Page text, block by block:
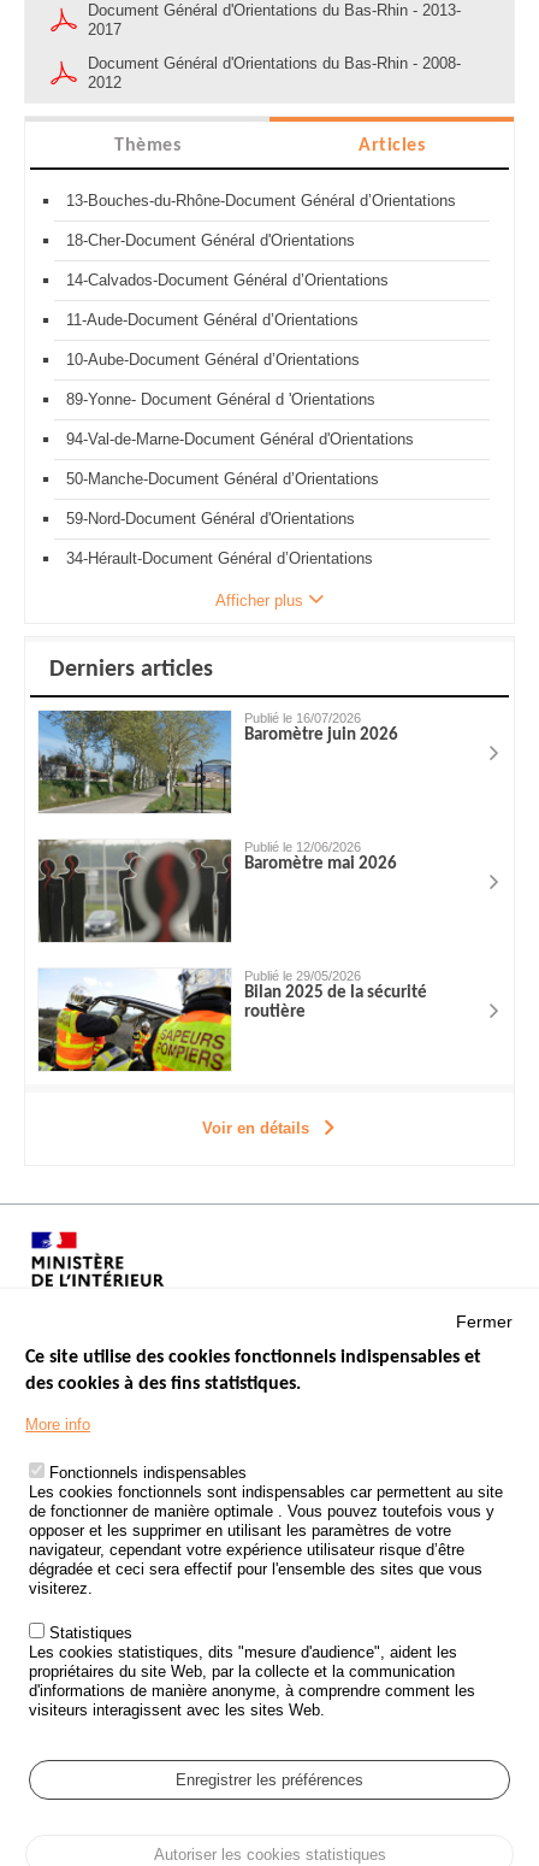
Document Général d'Orientations du Bas-Rhin - 2013-
2017
Document Général d'Orientations du Bas-Rhin - 2008-
2012
Thèmes Articles
13-Bouches-du-Rhône-Document Général d’Orientations
18-Cher-Document Général d'Orientations
14-Calvados-Document Général d’Orientations
11-Aude-Document Général d’Orientations
10-Aube-Document Général d’Orientations
89-Yonne- Document Général d 'Orientations
94-Val-de-Marne-Document Général d'Orientations
50-Manche-Document Général d’Orientations
59-Nord-Document Général d'Orientations
34-Hérault-Document Général d’Orientations
Afficher plus
Derniers articles
Publié le 16/07/2026
Baromètre juin 2026
Publié le 12/06/2026
Baromètre mai 2026
Publié le 29/05/2026
Bilan 2025 de la sécurité
routière
Voir en détails
Menu
Footer
LES SITES PUBLICS
ÉTAT DE L’INSÉCURITÉ ROUTIÈRE
TRAITEMENT DES DONNÉES PERSONNELLES DES ACCIDENTS DE
LA ROUTE
ETUDES ET RECHERCHES
APPEL À PROJETS
POLITIQUE DE SÉCURITÉ ROUTIÈRE
Outils
AGENDA
GLOSSAIRE
Cookie settings
Fermer
Ce site utilise des cookies fonctionnels indispensables et
des cookies à des fins statistiques.
More info
Fonctionnels indispensables
Les cookies fonctionnels sont indispensables car permettent au site
de fonctionner de manière optimale . Vous pouvez toutefois vous y
opposer et les supprimer en utilisant les paramètres de votre
navigateur, cependant votre expérience utilisateur risque d’être
dégradée et ceci sera effectif pour l'ensemble des sites que vous
visiterez.
Statistiques
Les cookies statistiques, dits "mesure d'audience", aident les
propriétaires du site Web, par la collecte et la communication
d'informations de manière anonyme, à comprendre comment les
visiteurs interagissent avec les sites Web.
Enregistrer les préférences
Autoriser les cookies statistiques